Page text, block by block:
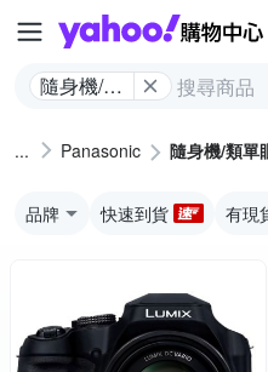
隨身機/類
Panasonic 隨身機/類單
品牌 快速到貨 有現